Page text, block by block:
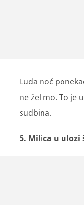
Luda noć
ne želimo. To je
sudbina.
5. Milica u ulozi